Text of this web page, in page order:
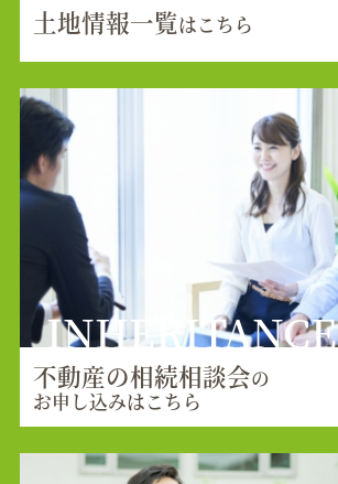
土地情報一覧はこちら
INHERITANCE
不動産の相続相談会の
お申し込みはこちら